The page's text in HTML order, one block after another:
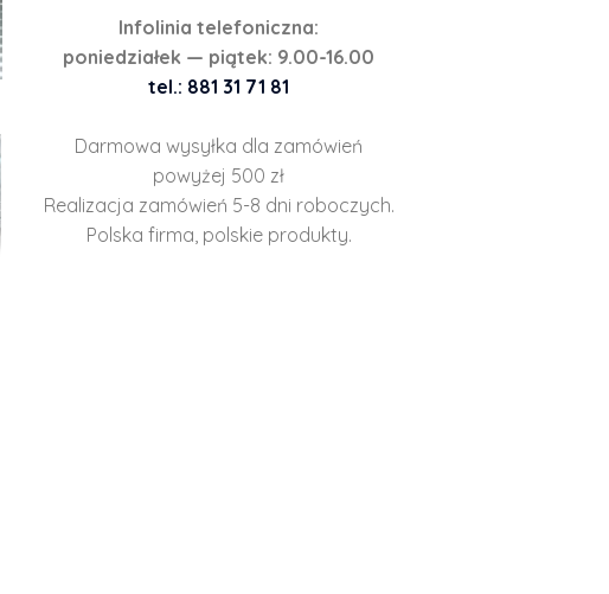
Infolinia telefoniczna:
poniedziałek — piątek: 9.00-16.00
tel.: 881 31 71 81
Darmowa wysyłka dla zamówień
powyżej 500 zł
Realizacja zamówień 5-8 dni roboczych.
Polska firma, polskie produkty.